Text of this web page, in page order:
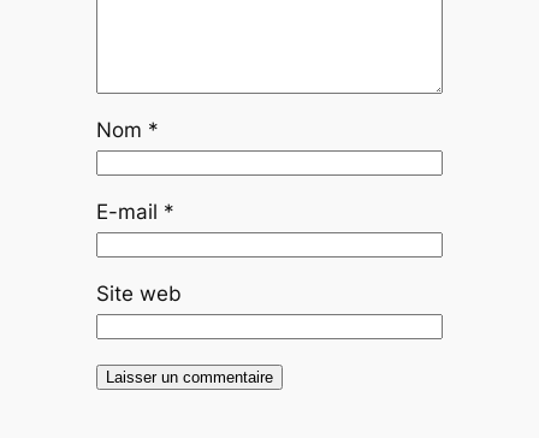
Nom *
E-mail *
Site web